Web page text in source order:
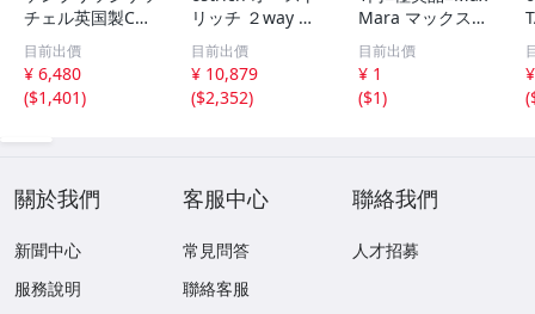
チェル英国製CA
MBRIDGE SATCH
ELショルダーバ
ック ブラウン
目前出價
¥ 6,480
($1,401)
リッチ ２way グ
リーン ゴールド
金具 レザー ショ
ルダーバッグ ハ
ンドバッグ レデ
目前出價
¥ 10,879
($2,352)
Mara マックスマ
ーラ■テディベア
2WAY ショルダー
バッグ 斜め掛け
トート レザー 本
目前出價
¥ 1
($1)
(
關於我們
新聞中心
服務說明
客服中心
常見問答
聯絡客服
聯絡我們
人才招募